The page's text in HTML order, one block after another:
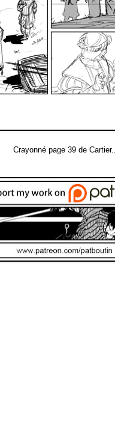
Crayonné page 39 de Cartier...